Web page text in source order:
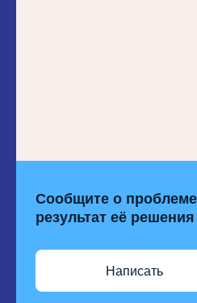
Сообщите о
результат её решения
Написать